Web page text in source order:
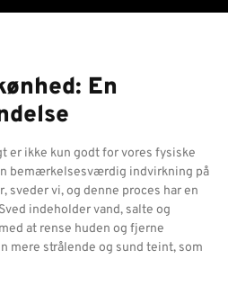
En
ikke kun godt for vores fysiske
bemærkelsesværdig indvirkning på
sveder vi, og denne proces har en
indeholder vand, salte og
at rense huden og fjerne
mere strålende og sund teint, som